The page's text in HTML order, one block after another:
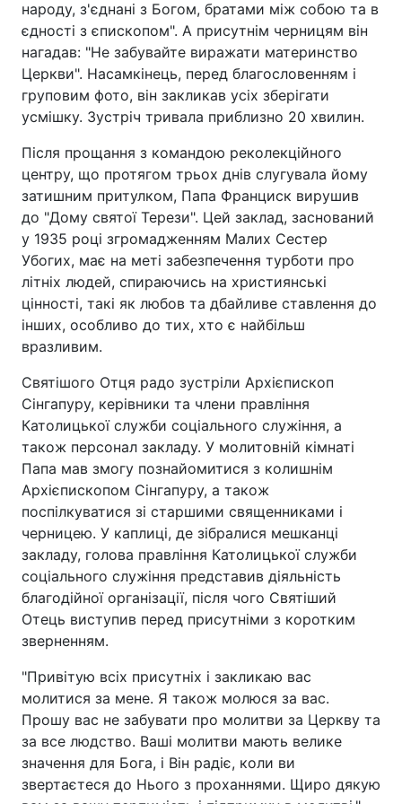
народу, з'єднані з Богом, братами між собою та в
єдності з єпископом". А присутнім черницям він
нагадав: "Не забувайте виражати материнство
Церкви". Насамкінець, перед благословенням і
груповим фото, він закликав усіх зберігати
усмішку. Зустріч тривала приблизно 20 хвилин.
Після прощання з командою реколекційного
центру, що протягом трьох днів слугувала йому
затишним притулком, Папа Франциск вирушив
до "Дому святої Терези". Цей заклад, заснований
у 1935 році згромадженням Малих Сестер
Убогих, має на меті забезпечення турботи про
літніх людей, спираючись на християнські
цінності, такі як любов та дбайливе ставлення до
інших, особливо до тих, хто є найбільш
вразливим.
Святішого Отця радо зустріли Архієпископ
Сінгапуру, керівники та члени правління
Католицької служби соціального служіння, а
також персонал закладу. У молитовній кімнаті
Папа мав змогу познайомитися з колишнім
Архієпископом Сінгапуру, а також
поспілкуватися зі старшими священниками і
черницею. У каплиці, де зібралися мешканці
закладу, голова правління Католицької служби
соціального служіння представив діяльність
благодійної організації, після чого Святіший
Отець виступив перед присутніми з коротким
зверненням.
"Привітую всіх присутніх і закликаю вас
молитися за мене. Я також молюся за вас.
Прошу вас не забувати про молитви за Церкву та
за все людство. Ваші молитви мають велике
значення для Бога, і Він радіє, коли ви
звертаєтеся до Нього з проханнями. Щиро дякую